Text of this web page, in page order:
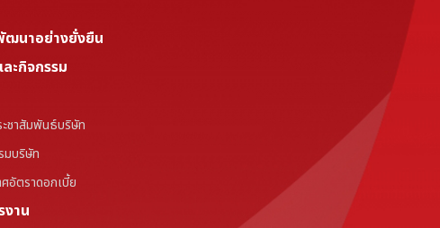
ฒนาอย่างยั่งยืน
ะกิจกรรม
ะชาสัมพันธ์บริษัท
มบริษัท
ศอัตราดอกเบี้ย
งาน